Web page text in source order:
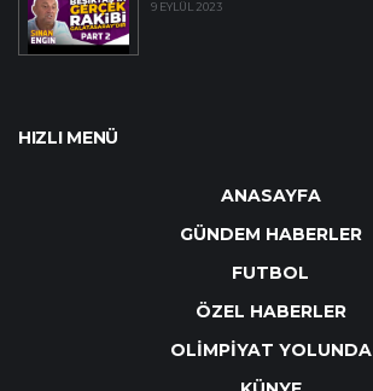
9 EYLÜL 2023
HIZLI MENÜ
ANASAYFA
GÜNDEM HABERLER
FUTBOL
ÖZEL HABERLER
OLİMPİYAT YOLUNDA